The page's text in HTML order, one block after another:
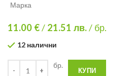
Марка
11.00 €/ 21.51 лв./ бр.
12 налични
бр.
КУПИ